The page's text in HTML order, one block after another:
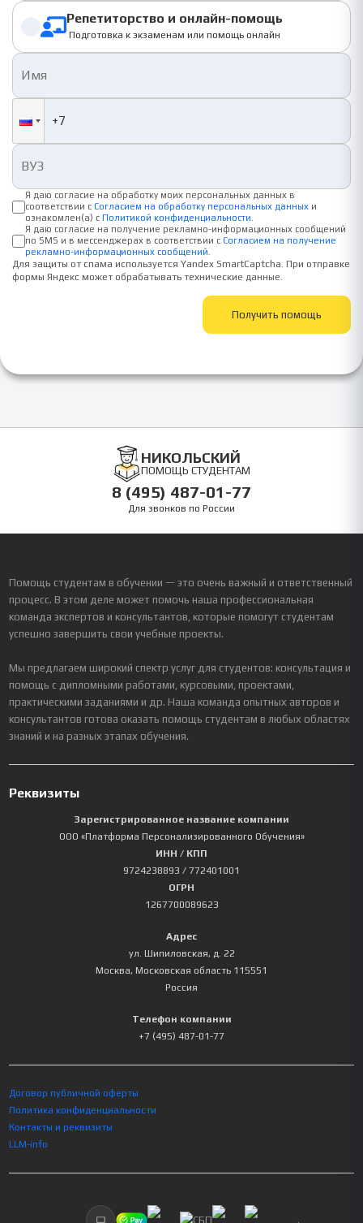
Репетиторство и онлайн-помощь
Подготовка к экзаменам или помощь онлайн
Я даю согласие на обработку моих персональных данных в
соответствии с Согласием на обработку персональных данных и
ознакомлен(а) с Политикой конфиденциальности
Я даю согласие на получение рекламно-информационных сообщений
по SMS и в мессенджерах в соответствии с Согласием на получение
рекламно-информационных сообщений
Для защиты от спама используется Yandex SmartCaptcha. При отправке
формы Яндекс может обрабатывать технические данные.
Получить помощь
НИКОЛЬСКИЙ
ПОМОЩЬ СТУДЕНТАМ
8 (495) 487-01-77
Для звонков по России
Помощь студентам в обучении — это очень важный и ответственный
процесс. В этом деле может помочь наша профессиональная
команда экспертов и консультантов, которые помогут студентам
успешно завершить свои учебные проекты.
Мы предлагаем широкий спектр услуг для студентов: консультация и
помощь с дипломными работами, курсовыми, проектами,
практическими заданиями и др. Наша команда опытных авторов и
консультантов готова оказать помощь студентам в любых областях
знаний и на разных этапах обучения.
Реквизиты
Зарегистрированное название компании
ООО «Платформа Персонализированного Обучения»
ИНН / КПП
9724238893 / 772401001
ОГРН
1267700089623
Адрес
ул. Шипиловская, д. 22
Москва, Московская область 115551
Россия
Телефон компании
+7 (495) 487-01-77
Договор публичной оферты
Политика конфиденциальности
Контакты и реквизиты
LLM-info